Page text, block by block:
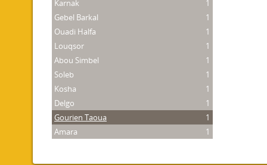
Karnak
1
Gebel Barkal
1
Ouadi Halfa
1
Louqsor
1
Abou Simbel
1
Soleb
1
Kosha
1
Delgo
1
Gourien Taoua
1
Amara
1